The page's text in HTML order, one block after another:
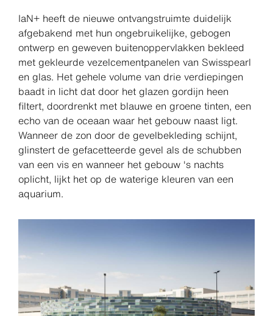
IaN+ heeft de nieuwe ontvangstruimte duidelijk
afgebakend met hun ongebruikelijke, gebogen
ontwerp en geweven buitenoppervlakken bekleed
met gekleurde vezelcementpanelen van Swisspearl
en glas. Het gehele volume van drie verdiepingen
baadt in licht dat door het glazen gordijn heen
filtert, doordrenkt met blauwe en groene tinten, een
echo van de oceaan waar het gebouw naast ligt.
Wanneer de zon door de gevelbekleding schijnt,
glinstert de gefacetteerde gevel als de schubben
van een vis en wanneer het gebouw 's nachts
oplicht, lijkt het op de waterige kleuren van een
aquarium.